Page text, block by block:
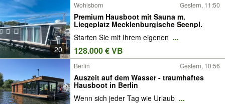
20
Wohlsborn Gestern, 11:50
Premium Hausboot mit Sauna m.
Liegeplatz Mecklenburgische Seenpl.
Starten Sie mit Ihrem eigenen ...
128.000 € VB
Berlin Gestern, 10:56
Auszeit auf dem Wasser - traumhaftes
Hausboot in Berlin
Wenn sich jeder Tag wie Urlaub ...